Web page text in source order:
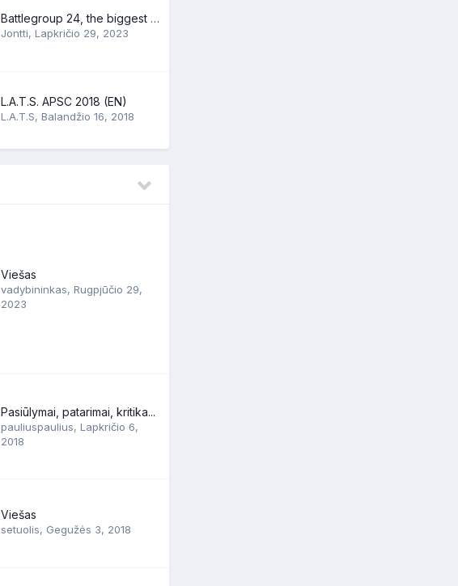
Battlegroup 24, the biggest milsim airsoft event in Finland, 24-27.7.2024
Jontti, Lapkričio 29, 2023
L.A.T.S. APSC 2018 (EN)
L.A.T.S, Balandžio 16, 2018
Viešas
vadybininkas, Rugpjūčio 29,
2023
Pasiūlymai, patarimai, kritika...
pauliuspaulius, Lapkričio 6,
2018
Viešas
setuolis, Gegužės 3, 2018